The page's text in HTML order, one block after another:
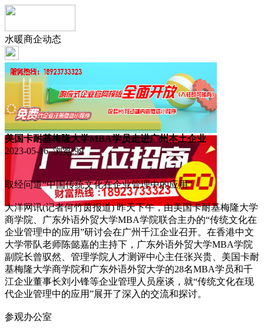
水暖商企动态
美国卡耐基梅隆大学MBA学员走进广州本土企业
2023-05-16 浏览:99
取经问道“中国传统文化在企业管理中的应用”
大洋网讯(记者何竹茵报道) 昨天下午，由美国卡耐基梅隆大学
商学院、广东外语外贸大学MBA学院联合主办的“传统文化在
企业管理中的应用”研讨会在广州千江企业召开。在香港中文
大学带队老师陈懿嘉的主持下，广东外语外贸大学MBA学院
副院长曾驭然、管理学院人才测评中心主任张兴贵、美国卡耐
基梅隆大学商学院和广东外语外贸大学的28名MBA学员和千
江企业董事长刘小锋等企业管理人员座谈，就“传统文化在现
代企业管理中的应用”展开了深入的交流和探讨。
参观办公室